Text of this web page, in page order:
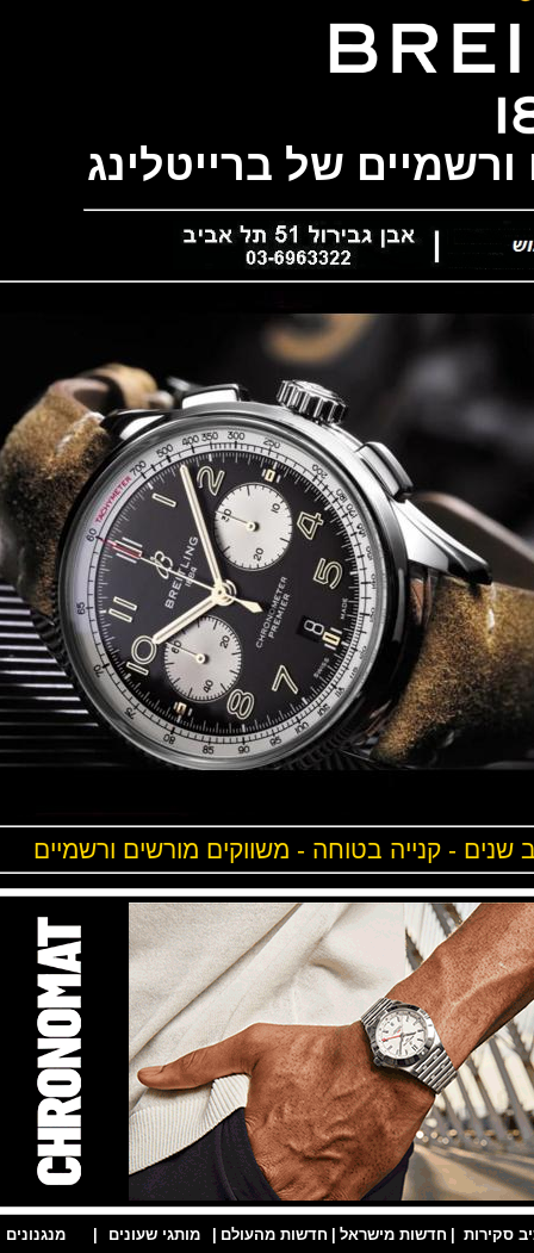
של ברייטלינג
- קנייה בטוחה - משווקים מורשים ורשמיים
| חדשות מישראל | חדשות מהעולם | מותגי שעונים | מנגנונים |